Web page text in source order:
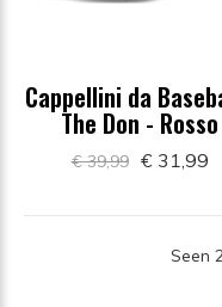
Cappellini da
The Don - Rosso
€ 39,99 € 31,99
Seen